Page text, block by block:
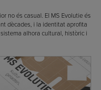
no és casual. El MS Evolutie és
dècades, i la identitat aprofita
alhora cultural, històric i